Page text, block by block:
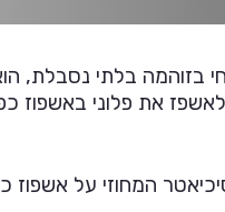
בזוהמה בלתי נסבלת,
את פלוני באשפוז
המחוזי על אשפוז